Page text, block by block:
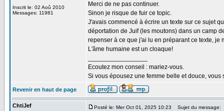
Inscrit le: 02 Aoû 2010
Messages: 11981
Merci de ne pas continuer.
Sinon je risque de fuir ce topic.
J'avais commencé à écrire un texte sur ce sujet
déportation de Juif (les moutons) dans un camp
repenser à ce que j'ai lu en préparant ce texte, je
L'âme humaine est un cloaque!
Ecoutez mon conseil : mariez-vous.
Si vous épousez une femme belle et douce,
Revenir en haut de page
ChtiJef Posté le: Mer Oct 01, 2025 10:23 Sujet du message: